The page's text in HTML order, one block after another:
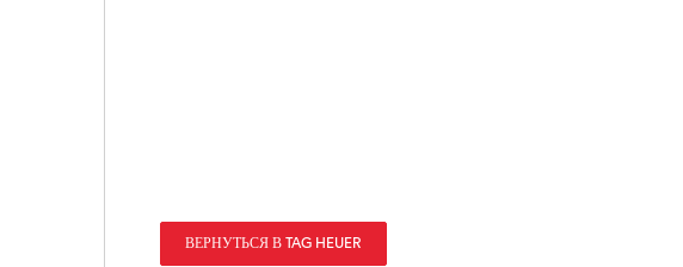
ВЕРНУТЬСЯ В TAG HEUER